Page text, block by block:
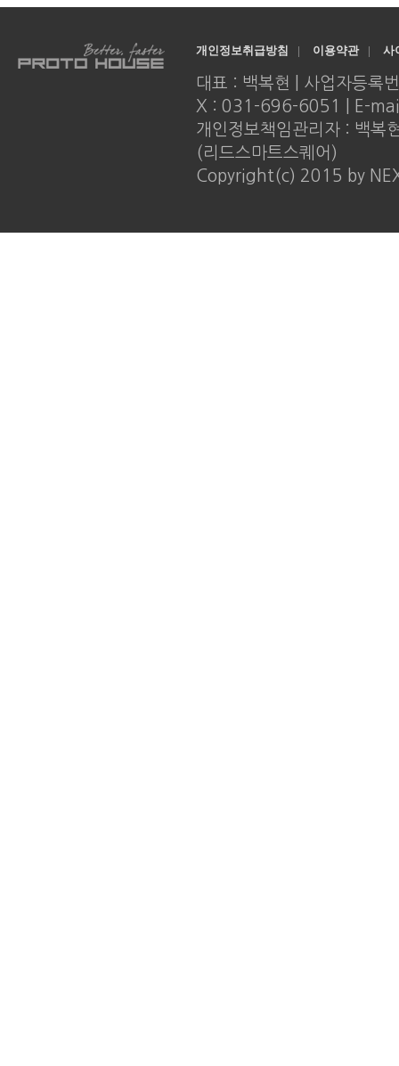
개인정보취급방침 | 이용약관 | 사
대표 : 백복현 | 사업자등
X : 031-696-6051 | E-
개인정보책임관리자 : 백복
(리드스마트스퀘어)
Copyright(c) 2015 by